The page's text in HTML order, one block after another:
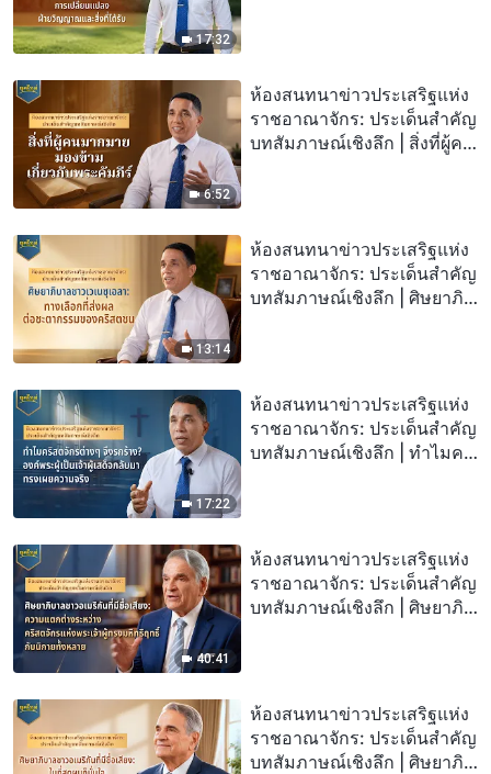
17:32
6:52
ห้องสนทนาข่าวประเสริฐแห่ง
ราชอาณาจักร: ประเด็นสำคัญ
บทสัมภาษณ์เชิงลึก | สิ่งที่ผู้คน
13:14
ห้องสนทนาข่าวประเสริฐแห่ง
ราชอาณาจักร: ประเด็นสำคัญ
บทสัมภาษณ์เชิงลึก | ศิษยาภิ
17:22
ห้องสนทนาข่าวประเสริฐแห่ง
ราชอาณาจักร: ประเด็นสำคัญ
บทสัมภาษณ์เชิงลึก | ทำไมคริ
40:41
ห้องสนทนาข่าวประเสริฐแห่ง
ราชอาณาจักร: ประเด็นสำคัญ
บทสัมภาษณ์เชิงลึก | ศิษยาภิ
ฤทธิ์กับนิกายทั้งหลาย
ห้องสนทนาข่าวประเสริฐแห่ง
ราชอาณาจักร: ประเด็นสำคัญ
บทสัมภาษณ์เชิงลึก | ศิษยาภิ